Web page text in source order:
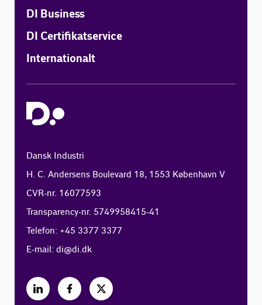
DI Business
DI Certifikatservice
Internationalt
Dansk Industri
H. C. Andersens Boulevard 18, 1553 København V
CVR-nr. 16077593
Transparency-nr. 5749958415-41
Telefon: +45 3377 3377
E-mail:di@di.dk